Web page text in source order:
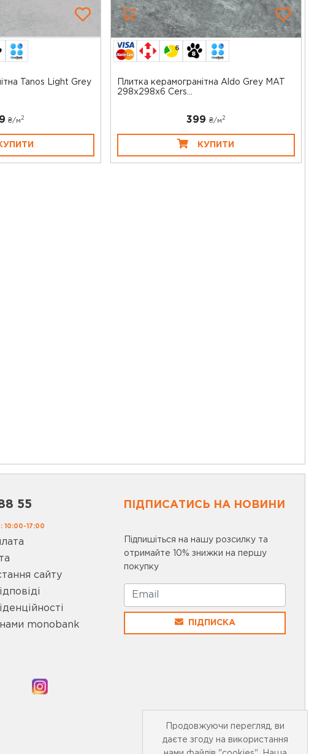
Tanos Light Grey
₴/м2
6
Плитка керамогранітна Aldo Grey MAT
298x298x6 Cers...
399 ₴/м 2
КУПИТИ
55
10:00-17:00
сайту
monobank
ПІДПИСАТИСЬ НА НОВИНИ
Підпишіться на нашу розсилку та
отримайте 10% знижки на першу
покупку
ПІДПИСКА
Продовжуючи перегляд, ви
даєте згоду на використання